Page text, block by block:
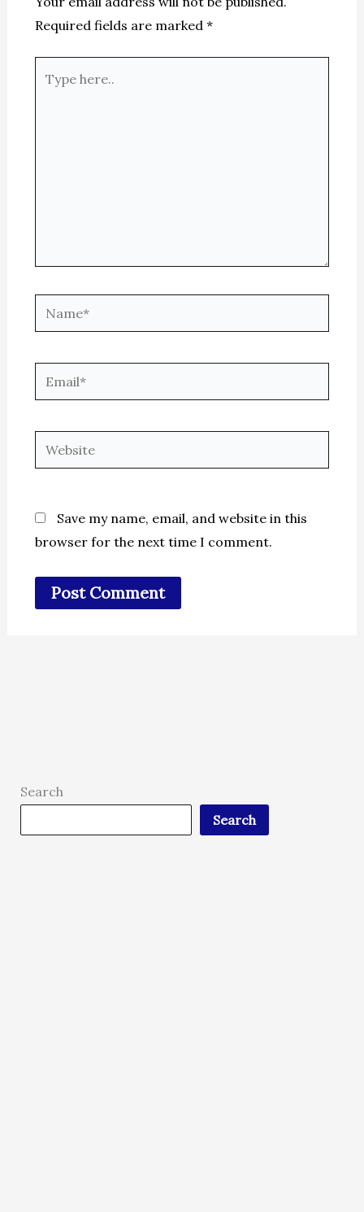
Required fields are marked *
here..
Name*
Email*
Website
Save my name, email, and website in this
browser for the next time I comment.
Search
Search